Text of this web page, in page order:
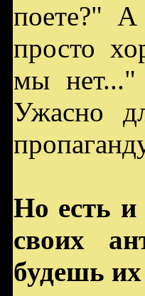
поете?"
просто
мы
Ужасно
Но есть и
своих
будешь